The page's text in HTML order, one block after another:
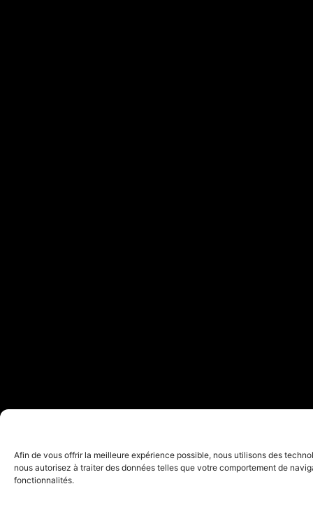
Afin de vous offrir la meilleure expérience possible, nous utilisons des
nous autorisez à traiter des données telles que votre comportement de
fonctionnalités.